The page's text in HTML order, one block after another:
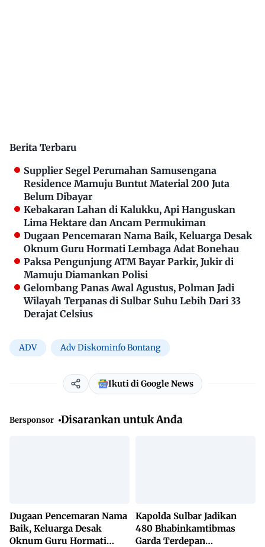
Berita Terbaru
Supplier Segel Perumahan Samusengana
Residence Mamuju Buntut Material 200 Juta
Belum Dibayar
Kebakaran Lahan di Kalukku, Api Hanguskan
Lima Hektare dan Ancam Permukiman
Dugaan Pencemaran Nama Baik, Keluarga Desak
Oknum Guru Hormati Lembaga Adat Bonehau
Paksa Pengunjung ATM Bayar Parkir, Jukir di
Mamuju Diamankan Polisi
Gelombang Panas Awal Agustus, Polman Jadi
Wilayah Terpanas di Sulbar Suhu Lebih Dari 33
Derajat Celsius
ADV Adv Diskominfo Bontang
Ikuti di Google News
Bersponsor Disarankan untuk Anda
Dugaan Pencemaran Nama
Baik, Keluarga Desak
Oknum Guru Hormati
Kapolda Sulbar Jadikan
480 Bhabinkamtibmas
Garda Terdepan